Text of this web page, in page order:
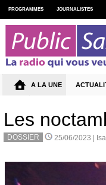
Les
DOSSIER 25/06/2023 |
PROGRAMMES JOURNALISTES
A LA UNE